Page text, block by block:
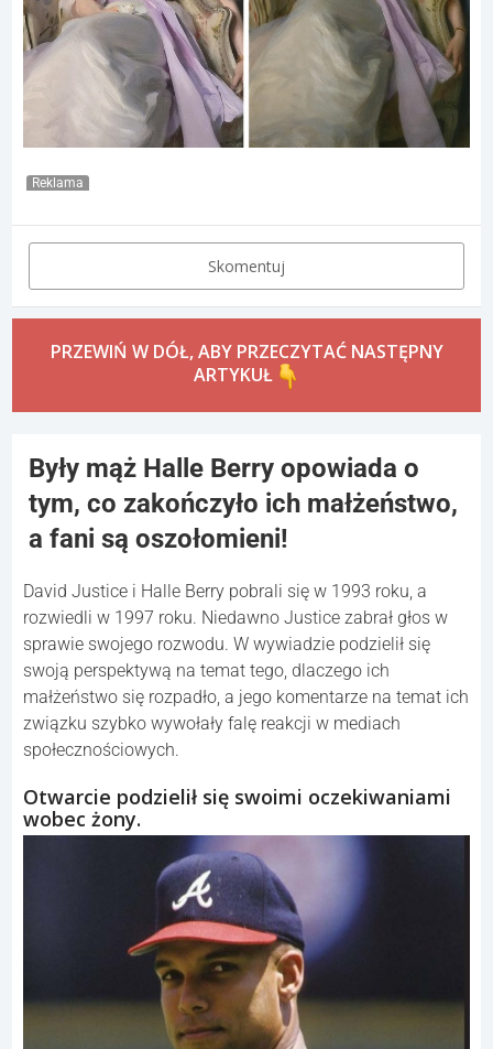
Reklama
Skomentuj
PRZEWIŃ W DÓŁ, ABY PRZECZYTAĆ NASTĘPNY
ARTYKUŁ
Były mąż Halle Berry opowiada o
tym, co zakończyło ich małżeństwo,
a fani są oszołomieni!
David Justice i Halle Berry pobrali się w 1993 roku, a
rozwiedli w 1997 roku. Niedawno Justice zabrał głos w
sprawie swojego rozwodu. W wywiadzie podzielił się
swoją perspektywą na temat tego, dlaczego ich
małżeństwo się rozpadło, a jego komentarze na temat ich
związku szybko wywołały falę reakcji w mediach
społecznościowych.
Otwarcie podzielił się swoimi oczekiwaniami
wobec żony.